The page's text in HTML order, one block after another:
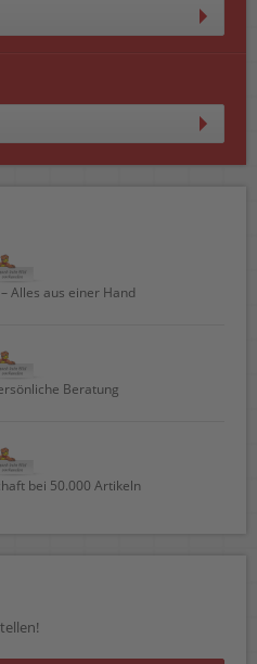
Alles aus einer Hand
Beratung
bei 50.000 Artikeln